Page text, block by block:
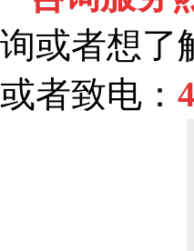
询或者想了
或者致电：